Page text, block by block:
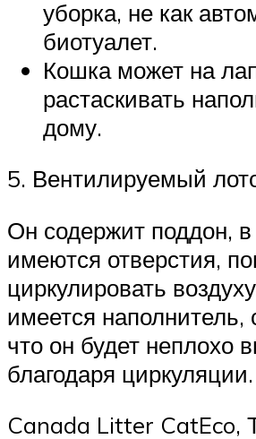
уборка, не как
биотуалет.
Кошка может на
растаскивать
дому.
5. Вентилируемый
Он содержит поддон, в
имеются отверстия,
циркулировать
имеется наполнитель,
что он будет неплохо
благодаря циркуляции.
Canada Litter CatEco,